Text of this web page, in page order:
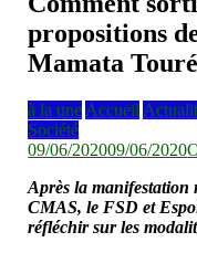
propositions
Mamata
à la une Accueil
Société
09/06/202009/06/2020
Après la manifestation
CMAS, le FSD et
réfléchir sur les